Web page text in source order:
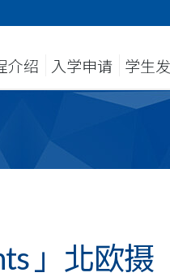
介绍 入学申请 学生
」北欧摄